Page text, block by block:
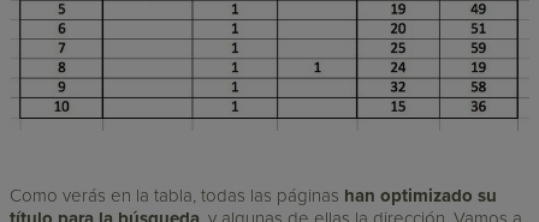
Como verás en la tabla, todas las páginas han optimizado su